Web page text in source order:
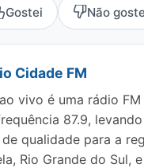
Gostei Não
Cidade FM
vivo é uma rádio FM
87.9, levando
qualidade para a
Rio Grande do Sul,